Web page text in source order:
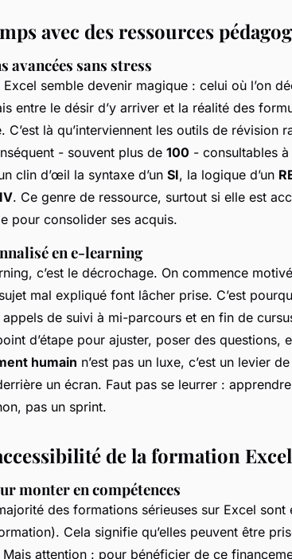
avec des ressources
sans stress
semble devenir magique : celui où l’on
entre le désir d’y arriver et la réalité des
C’est là qu’interviennent les outils de révision
- souvent plus de 100 - consultables
clin d’œil la syntaxe d’un SI, la logique d’un
. Ce genre de ressource, surtout si elle est
pour consolider ses acquis.
en e-learning
c’est le décrochage. On commence
mal expliqué font lâcher prise. C’est
de suivi à mi-parcours et en fin de
d’étape pour ajuster, poser des questions,
humain n’est pas un luxe, c’est un levier
un écran. Faut pas se leurrer :
pas un sprint.
de la formation Excel
monter en compétences
des formations sérieuses sur Excel sont
Cela signifie qu’elles peuvent être
attention : pour bénéficier de ce